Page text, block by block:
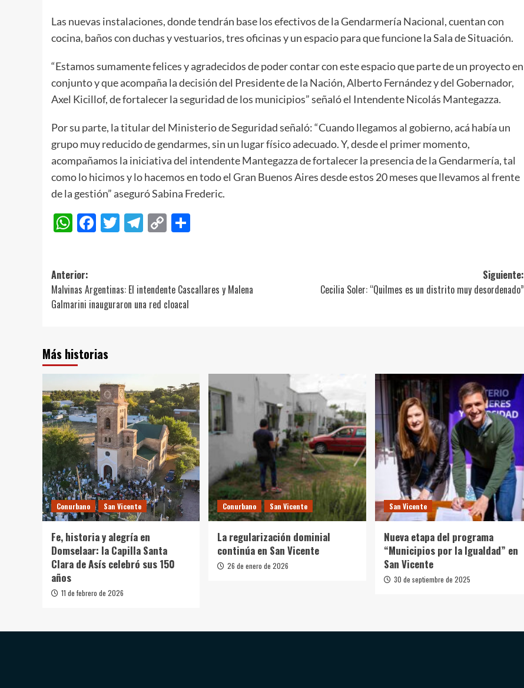
Las nuevas instalaciones, donde tendrán base los efectivos de la Gendarmería Nacional, cuentan con
cocina, baños con duchas y vestuarios, tres oficinas y un espacio para que funcione la Sala de Situación.
“Estamos sumamente felices y agradecidos de poder contar con este espacio que parte de un proyecto en
conjunto y que acompaña la decisión del Presidente de la Nación, Alberto Fernández y del Gobernador,
Axel Kicillof, de fortalecer la seguridad de los municipios” señaló el Intendente Nicolás Mantegazza.
Por su parte, la titular del Ministerio de Seguridad señaló: “Cuando llegamos al gobierno, acá había un
grupo muy reducido de gendarmes, sin un lugar físico adecuado. Y, desde el primer momento,
acompañamos la iniciativa del intendente Mantegazza de fortalecer la presencia de la Gendarmería, tal
como lo hicimos y lo hacemos en todo el Gran Buenos Aires desde estos 20 meses que llevamos al frente
de la gestión” aseguró Sabina Frederic.
WhatsApp
Facebook
Twitter
Telegram
Copy
Navegación
de
entradas
Anterior:
Malvinas Argentinas: El intendente Cascallares y Malena
Galmarini inauguraron una red cloacal
Siguiente:
Cecilia Soler: “Quilmes es un distrito muy desordenado”
Más historias
Conurbano San Vicente
Fe, historia y alegría en
Domselaar: la Capilla Santa
Clara de Asís celebró sus 150
años
11 de febrero de 2026
Conurbano San Vicente
La regularización dominial
continúa en San Vicente
26 de enero de 2026
San Vicente
Nueva etapa del programa
“Municipios por la Igualdad” en
San Vicente
30 de septiembre de 2025